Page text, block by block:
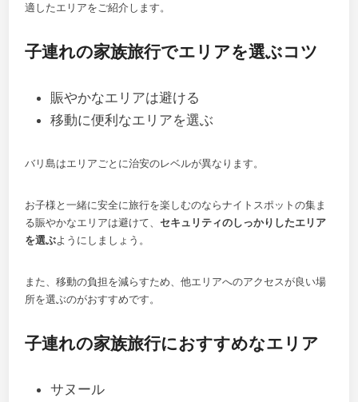
適したエリアをご紹介します。
子連れの家族旅行でエリアを選ぶコツ
賑やかなエリアは避ける
移動に便利なエリアを選ぶ
バリ島はエリアごとに治安のレベルが異なります。
お子様と一緒に安全に旅行を楽しむのならナイトスポットの集ま
る賑やかなエリアは避けて、 セキュリティのしっかりしたエリア
を選ぶようにしましょう。
また、移動の負担を減らすため、他エリアへのアクセスが良い場
所を選ぶのがおすすめです。
子連れの家族旅行におすすめなエリア
サヌール